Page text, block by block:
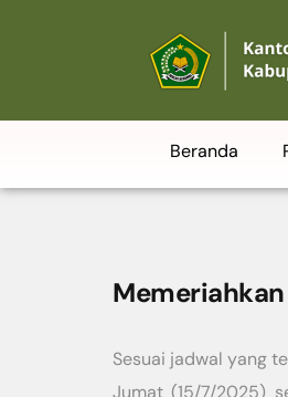
Beranda
Memeriahkan
Sesuai jadwal yang
Jumat (15/7/2025)